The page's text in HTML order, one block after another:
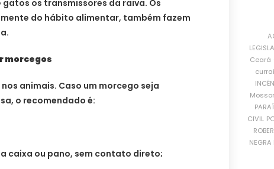
gatos os transmissores da raiva. Os
do hábito alimentar, também fazem
morcegos
animais. Caso um morcego seja
o recomendado é:
caixa ou pano, sem contato direto;
Ceará
CIVIL
NEGRA